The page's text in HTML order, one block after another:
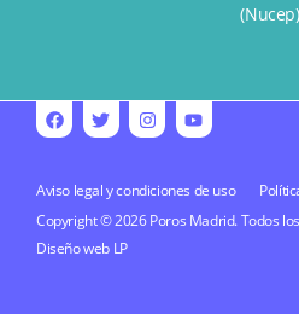
(Nucep)
Aviso legal y condiciones de uso
Copyright © 2026 Poros Madrid. Todos
Diseño web LP